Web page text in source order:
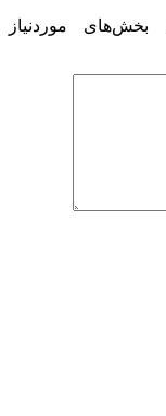
بخش‌های موردنیاز